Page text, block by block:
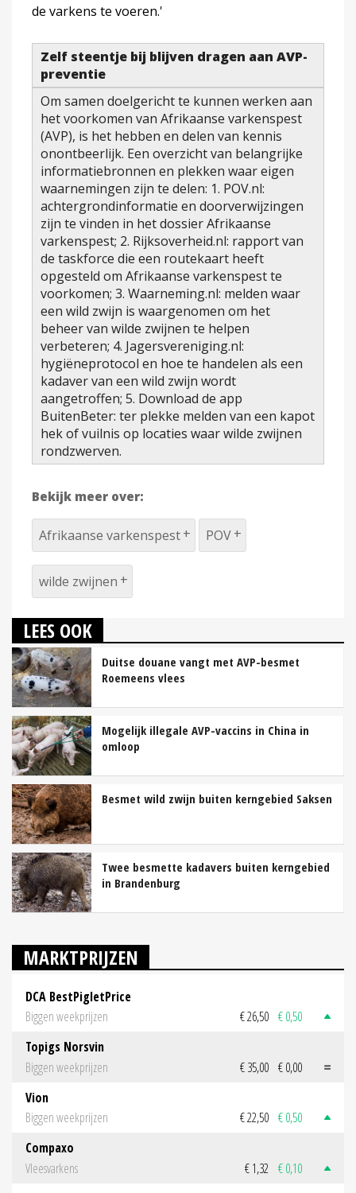
de varkens te voeren.'
Zelf steentje bij blijven dragen aan AVP-
preventie
Om samen doelgericht te kunnen werken aan
het voorkomen van Afrikaanse varkenspest
(AVP), is het hebben en delen van kennis
onontbeerlijk. Een overzicht van belangrijke
informatiebronnen en plekken waar eigen
waarnemingen zijn te delen: 1. POV.nl:
achtergrondinformatie en doorverwijzingen
zijn te vinden in het dossier Afrikaanse
varkenspest; 2. Rijksoverheid.nl: rapport van
de taskforce die een routekaart heeft
opgesteld om Afrikaanse varkenspest te
voorkomen; 3. Waarneming.nl: melden waar
een wild zwijn is waargenomen om het
beheer van wilde zwijnen te helpen
verbeteren; 4. Jagersvereniging.nl:
hygiëneprotocol en hoe te handelen als een
kadaver van een wild zwijn wordt
aangetroffen; 5. Download de app
BuitenBeter: ter plekke melden van een kapot
hek of vuilnis op locaties waar wilde zwijnen
rondzwerven.
Bekijk meer over:
Afrikaanse varkenspest POV
wilde zwijnen
LEES OOK
Duitse douane vangt met AVP-besmet
Roemeens vlees
Mogelijk illegale AVP-vaccins in China in
omloop
Besmet wild zwijn buiten kerngebied Saksen
Twee besmette kadavers buiten kerngebied
in Brandenburg
MARKTPRIJZEN
DCA BestPigletPrice
Biggen weekprijzen
€ 26,50 € 0,50
Topigs Norsvin
Biggen weekprijzen
€ 35,00 € 0,00
Vion
Biggen weekprijzen
€ 22,50 € 0,50
Compaxo
Vleesvarkens
€ 1,32 € 0,10